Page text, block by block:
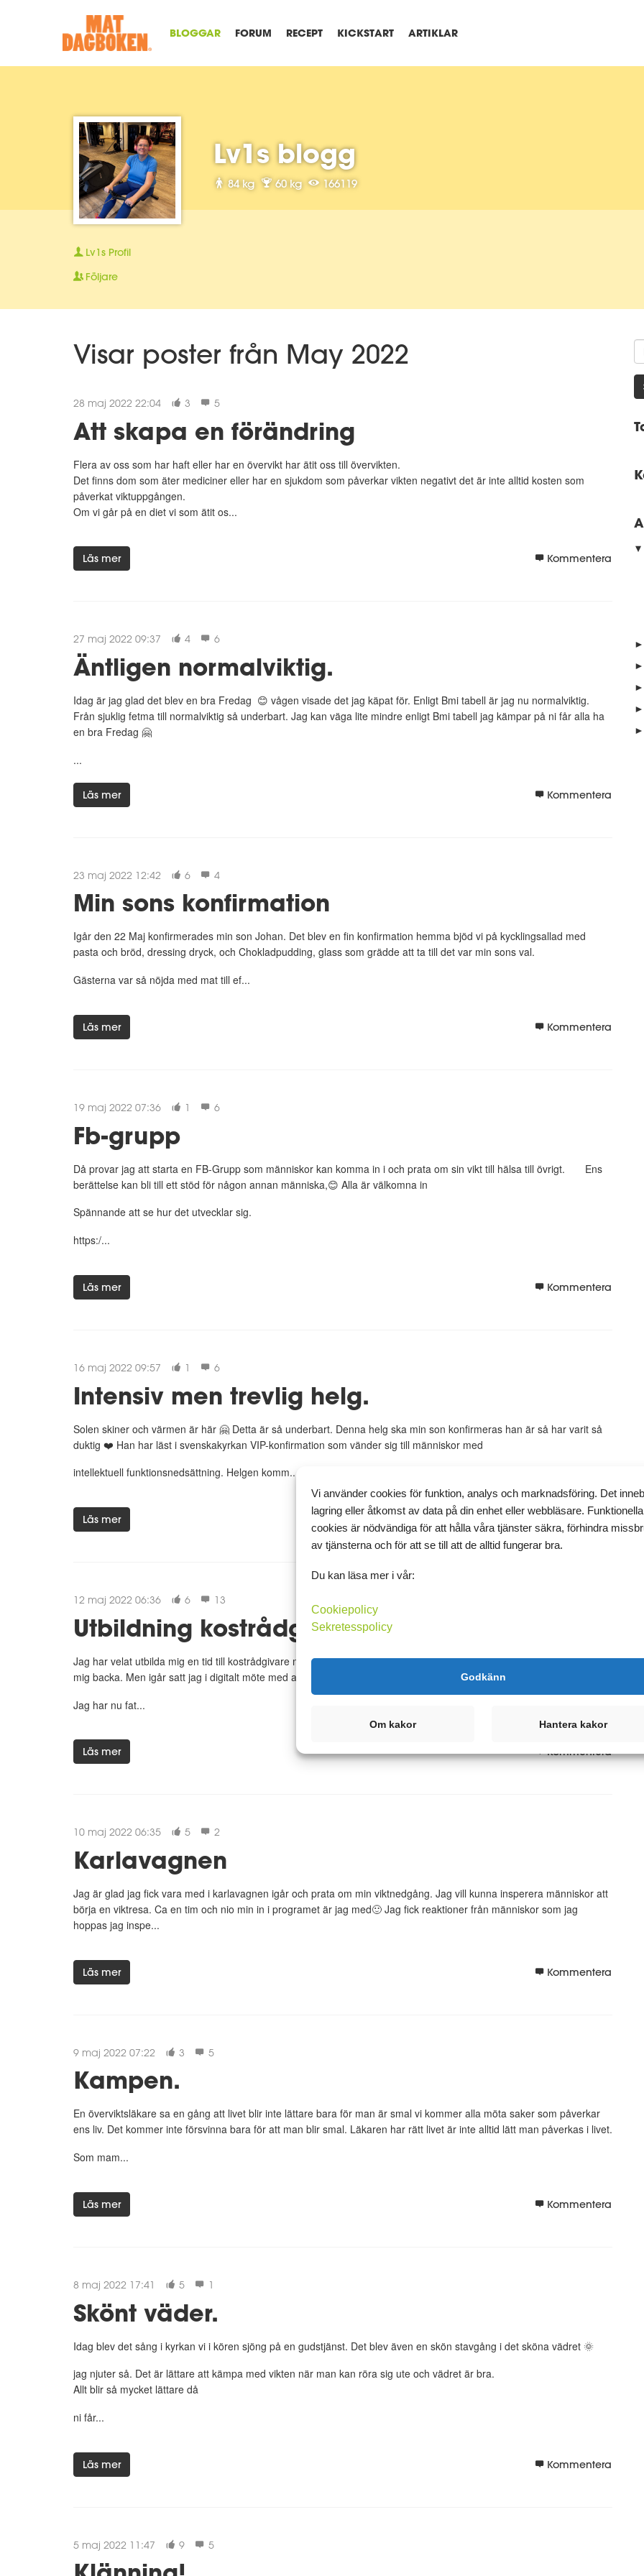
BLOGGAR FORUM RECEPT KICKSTART ARTIKLAR
Lv1s blogg
84 kg 60 kg 166119
Lv1s Profil
Följare
Visar poster från May 2022
28 maj 2022 22:04 3 5
Att skapa en förändring
Flera av oss som har haft eller har en övervikt har ätit oss till övervikten.
Det finns dom som äter mediciner eller har en sjukdom som påverkar vikten negativt det är inte alltid kosten som
påverkat viktuppgången.
Om vi går på en diet vi som ätit os...
Läs mer Kommentera
27 maj 2022 09:37 4 6
Äntligen normalviktig.
Idag är jag glad det blev en bra Fredag 😊 vågen visade det jag käpat för. Enligt Bmi tabell är jag nu normalviktig.
Från sjuklig fetma till normalviktig så underbart. Jag kan väga lite mindre enligt Bmi tabell jag kämpar på ni får alla ha
en bra Fredag 🤗
...
Läs mer Kommentera
23 maj 2022 12:42 6 4
Min sons konfirmation
Igår den 22 Maj konfirmerades min son Johan. Det blev en fin konfirmation hemma bjöd vi på kycklingsallad med
pasta och bröd, dressing dryck, och Chokladpudding, glass som grädde att ta till det var min sons val.
Gästerna var så nöjda med mat till ef...
Läs mer Kommentera
19 maj 2022 07:36 1 6
Fb-grupp
Då provar jag att starta en FB-Grupp som människor kan komma in i och prata om sin vikt till hälsa till övrigt. Ens
berättelse kan bli till ett stöd för någon annan människa,😊 Alla är välkomna in
Spännande att se hur det utvecklar sig.
https:/...
Läs mer Kommentera
16 maj 2022 09:57 1 6
Intensiv men trevlig helg.
Solen skiner och värmen är här 🤗 Detta är så underbart. Denna helg ska min son konfirmeras han är så har varit så
duktig ❤️ Han har läst i svenskakyrkan VIP-konfirmation som vänder sig till människor med
intellektuell funktionsnedsättning. Helgen komm...
Läs mer
12 maj 2022 06:36 6 13
Utbildning kostrådgivare.
Jag har velat utbilda mig en tid till kostrådgivare men fastnat i att vänta. Min egen viktkamp har hindrat mig och fått
mig backa. Men igår satt jag i digitalt möte med andra som ville utbilda sig, och med hon som erbjuder utbildningen.
Jag har nu fat...
Läs mer Kommentera
10 maj 2022 06:35 5 2
Karlavagnen
Jag är glad jag fick vara med i karlavagnen igår och prata om min viktnedgång. Jag vill kunna insperera människor att
börja en viktresa. Ca en tim och nio min in i programet är jag med🙂 Jag fick reaktioner från människor som jag
hoppas jag inspe...
Läs mer Kommentera
9 maj 2022 07:22 3 5
Kampen.
En överviktsläkare sa en gång att livet blir inte lättare bara för man är smal vi kommer alla möta saker som påverkar
ens liv. Det kommer inte försvinna bara för att man blir smal. Läkaren har rätt livet är inte alltid lätt man påverkas i livet.
Som mam...
Läs mer Kommentera
8 maj 2022 17:41 5 1
Skönt väder.
Idag blev det sång i kyrkan vi i kören sjöng på en gudstjänst. Det blev även en skön stavgång i det sköna vädret 🌞
jag njuter så. Det är lättare att kämpa med vikten när man kan röra sig ute och vädret är bra.
Allt blir så mycket lättare då
ni får...
Läs mer Kommentera
5 maj 2022 11:47 9 5
►
►
►
►
►
►
Vi använder cookies för funktion, analys och marknadsföring. Det
lagring eller åtkomst av data på din enhet eller webbläsare. Funktionella
cookies är nödvändiga för att hålla våra tjänster säkra, förhindra
av tjänsterna och för att se till att de alltid fungerar bra.
Du kan läsa mer i vår:
Cookiepolicy
Sekretesspolicy
Godkänn
Om kakor Hantera kakor